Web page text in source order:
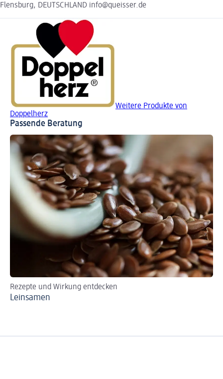
Flensburg, DEUTSCHLAND info@queisser.de
Weitere Produkte von
Doppelherz
Passende Beratung
Rezepte und Wirkung entdecken
Leinsamen